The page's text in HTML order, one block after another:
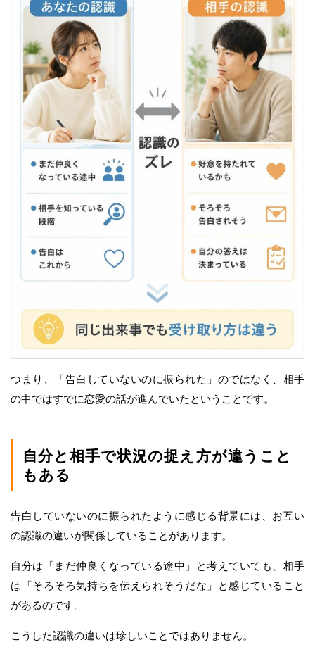
つまり、「告白していないのに振られた」のではなく、相手
の中ではすでに恋愛の話が進んでいたということです。
自分と相手で状況の捉え方が違うこと
もある
告白していないのに振られたように感じる背景には、お互い
の認識の違いが関係していることがあります。
自分は「まだ仲良くなっている途中」と考えていても、相手
は「そろそろ気持ちを伝えられそうだな」と感じていること
があるのです。
こうした認識の違いは珍しいことではありません。